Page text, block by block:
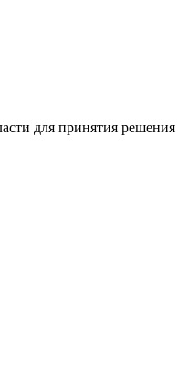
для принятия